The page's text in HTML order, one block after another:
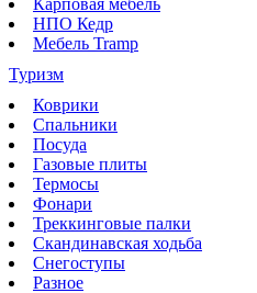
Карповая мебель
НПО Кедр
Мебель Tramp
Туризм
Коврики
Спальники
Посуда
Газовые плиты
Термосы
Фонари
Треккинговые палки
Скандинавская ходьба
Снегоступы
Разное